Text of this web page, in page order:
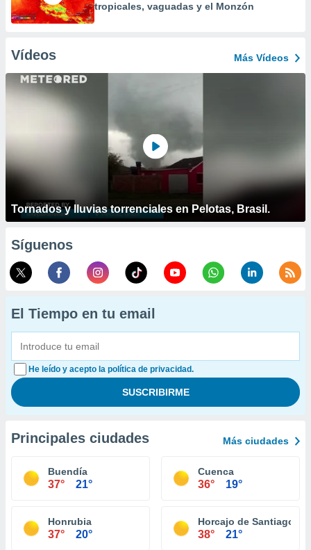
tropicales, vaguadas y el Monzón
Vídeos Más Vídeos
Tornados y lluvias torrenciales en Pelotas, Brasil.
Síguenos
El Tiempo en tu email
He leído y acepto la política de privacidad.
Principales ciudades Más ciudades
Buendía
37° 21°
Cuenca
36° 19°
Honrubia
37° 20°
Horcajo de Santiago
38° 21°